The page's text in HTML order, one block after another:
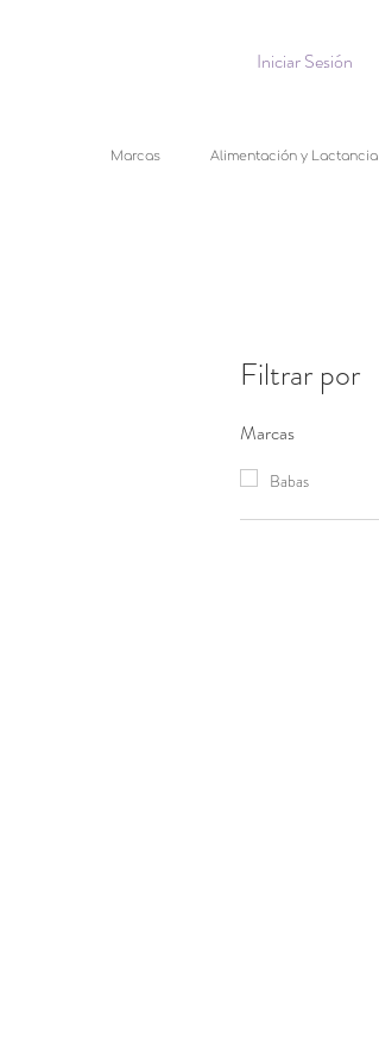
Iniciar Sesión
Marcas Alimentación y Lactancia
Filtrar por
Marcas
Babas